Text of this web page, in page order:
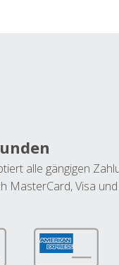
alle gängigen
MasterCard, Visa